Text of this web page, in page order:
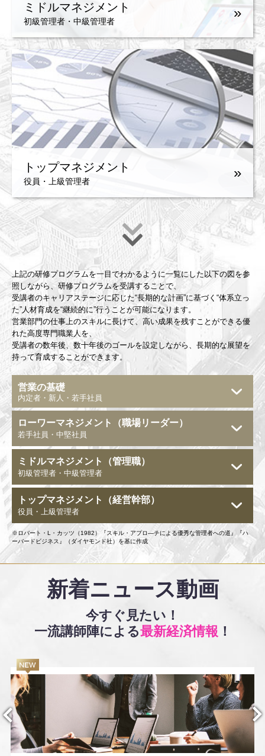
ミドルマネジメント
初級管理者・中級管理者
»
トップマネジメント
役員・上級管理者
»
上記の研修プログラムを一目でわかるように一覧にした以下の図を参
照しながら、研修プログラムを受講することで、
受講者のキャリアステージに応じた“長期的な計画”に基づく“体系立っ
た”人材育成を“継続的に”行うことが可能になります。
営業部門の仕事上のスキルに長けて、高い成果を残すことができる優
れた高度専門職業人を、
受講者の数年後、数十年後のゴールを設定しながら、長期的な展望を
持って育成することができます。
トップマネジメント （経営幹部）
役員・上級管理者
ミドルマネジメント （管理職）
初級管理者・中級管理者
ローワーマネジメント （職場リーダー）
若手社員・中堅社員
営業の基礎
内定者・新人・若手社員
※ロバート・L・カッツ（1982）『スキル・アプロ―チによる優秀な管理者への道』『ハ
ーバードビジネス』（ダイヤモンド社）を基に作成
新着ニュース動画
今すぐ見たい！
一流講師陣による最新経済情報 ！